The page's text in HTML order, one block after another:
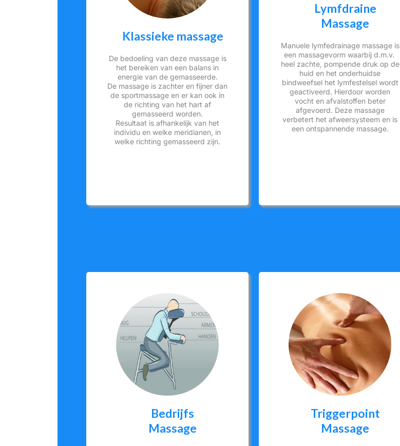
Klassieke massage
De bedoeling van deze massage is
het bereiken van een balans in
energie van de gemasseerde.
De massage is zachter en fijner dan
de sportmassage en er kan ook in
de richting van het hart af
gemasseerd worden.
Resultaat is afhankelijk van het
individu en welke meridianen, in
welke richting gemasseerd zijn.
Lymfdraine
Massage
Manuele lymfedrainage massage is
een massagevorm waarbij d.m.v.
heel zachte, pompende druk op de
huid en het onderhuidse
bindweefsel het lymfestelsel wordt
geactiveerd. Hierdoor worden
vocht en afvalstoffen beter
afgevoerd. Deze massage
verbetert het afweersysteem en is
een ontspannende massage.
Bedrijfs
Massage
Triggerpoint
Massage